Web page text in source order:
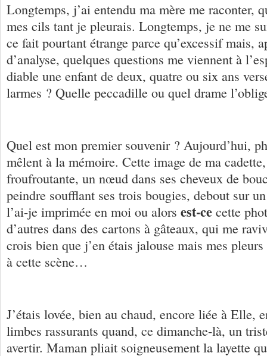
Longtemps, j’ai entendu ma mère me raconter,
mes cils tant je pleurais. Longtemps, je ne me
ce fait pourtant étrange parce qu’excessif mais,
d’analyse, quelques questions me viennent à
diable une enfant de deux, quatre ou six ans
larmes ? Quelle peccadille ou quel drame
Quel est mon premier souvenir ? Aujourd’hui,
mêlent à la mémoire. Cette image de ma
froufroutante, un nœud dans ses cheveux de
peindre soufflant ses trois bougies, debout sur
l’ai-je imprimée en moi ou alors est-ce cette
d’autres dans des cartons à gâteaux, qui me
crois bien que j’en étais jalouse mais mes
à cette scène…
J’étais lovée, bien au chaud, encore liée à Elle,
limbes rassurants quand, ce dimanche-là, un
avertir. Maman pliait soigneusement la layette